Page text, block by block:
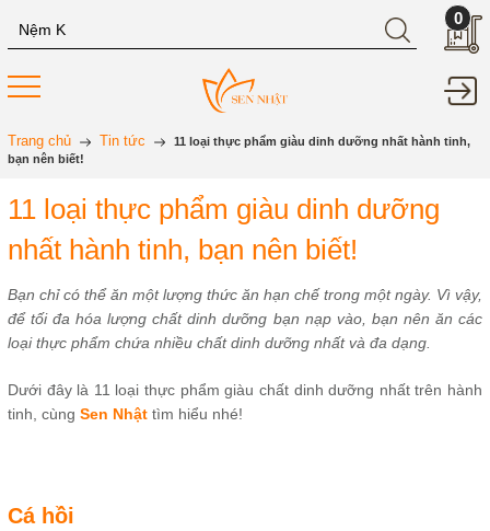
0
Trang chủ Tin tức
11 loại thực phẩm giàu dinh dưỡng nhất hành tinh,
bạn nên biết!
11 loại thực phẩm giàu dinh dưỡng
nhất hành tinh, bạn nên biết!
Bạn chỉ có thể ăn một lượng thức ăn hạn chế trong một ngày. Vì vậy,
để tối đa hóa lượng chất dinh dưỡng bạn nạp vào, bạn nên ăn các
loại thực phẩm chứa nhiều chất dinh dưỡng nhất và đa dạng.
Dưới đây là 11 loại thực phẩm giàu chất dinh dưỡng nhất trên hành
tinh, cùng Sen Nhật tìm hiểu nhé!
Cá hồi